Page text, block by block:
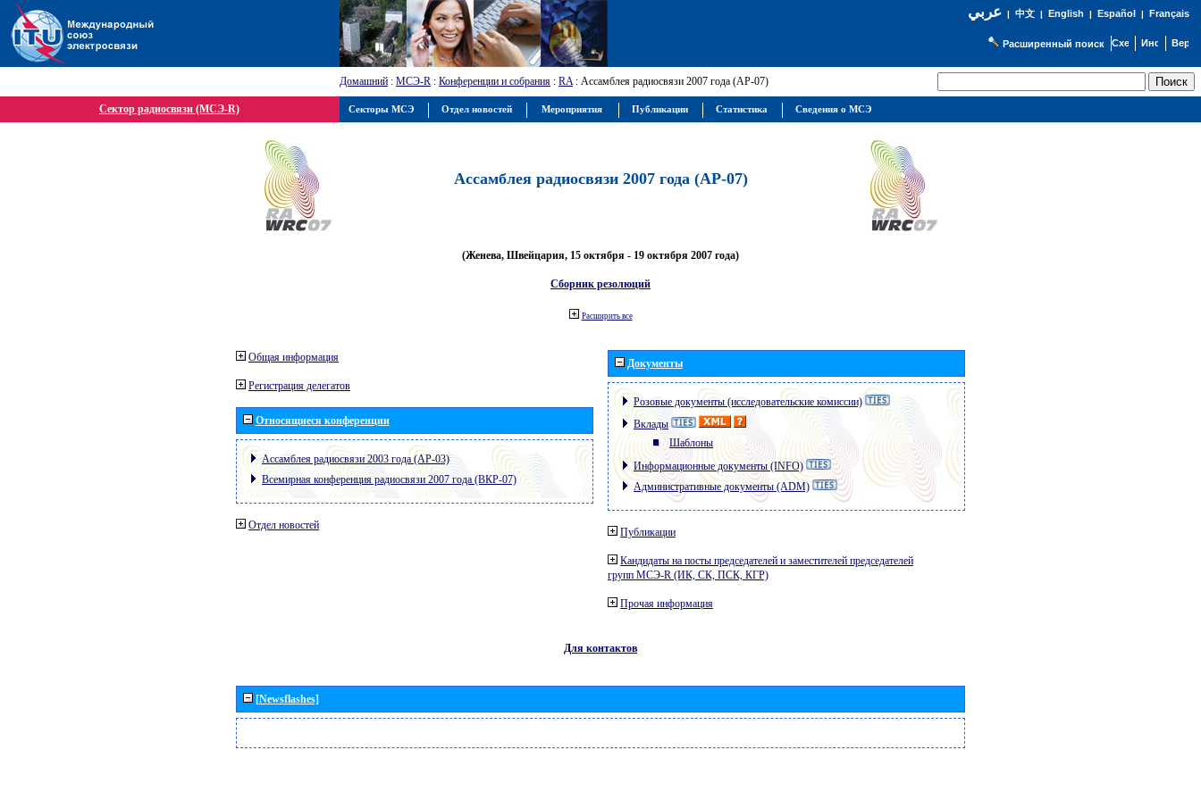
عربي| 中文| English | Español | Français
Расширенный поиск
Домашний : МСЭ-R : Конференции и собрания : RA: Ассамблея радиосвязи 2007 года (АР-07)
Сектор радиосвязи (МСЭ-R)
Ассамблея радиосвязи 2007 года (АР-07)
(Женева, Швейцария, 15 октября - 19 октября 2007 года)
Сборник резолюций
Расширить все
Общая информация
Регистрация делегатов
Относящиеся конференции
Ассамблея радиосвязи 2003 года (АР-03)
Всемирная конференция радиосвязи 2007 года (ВКР-07)
Отдел новостей
Документы
Розовые документы (исследовательские комиссии)
Вклады
Шаблоны
Информационные документы (INFO)
Административные документы (ADM)
Публикации
Кандидаты на посты председателей и заместителей председателей
групп МСЭ-R (ИК, СК, ПСК, КГР)
Прочая информация
Для контактов
[Newsflashes]
Секторы МСЭ Отдел новостей Мероприятия Публикации Статистика Сведения о МСЭ